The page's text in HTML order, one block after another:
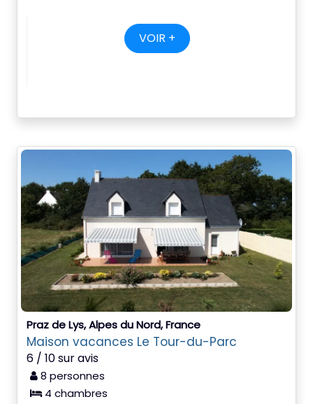
VOIR +
Praz de Lys, Alpes du Nord, France
Maison vacances Le Tour-du-Parc
6 / 10 sur avis
8 personnes
4 chambres